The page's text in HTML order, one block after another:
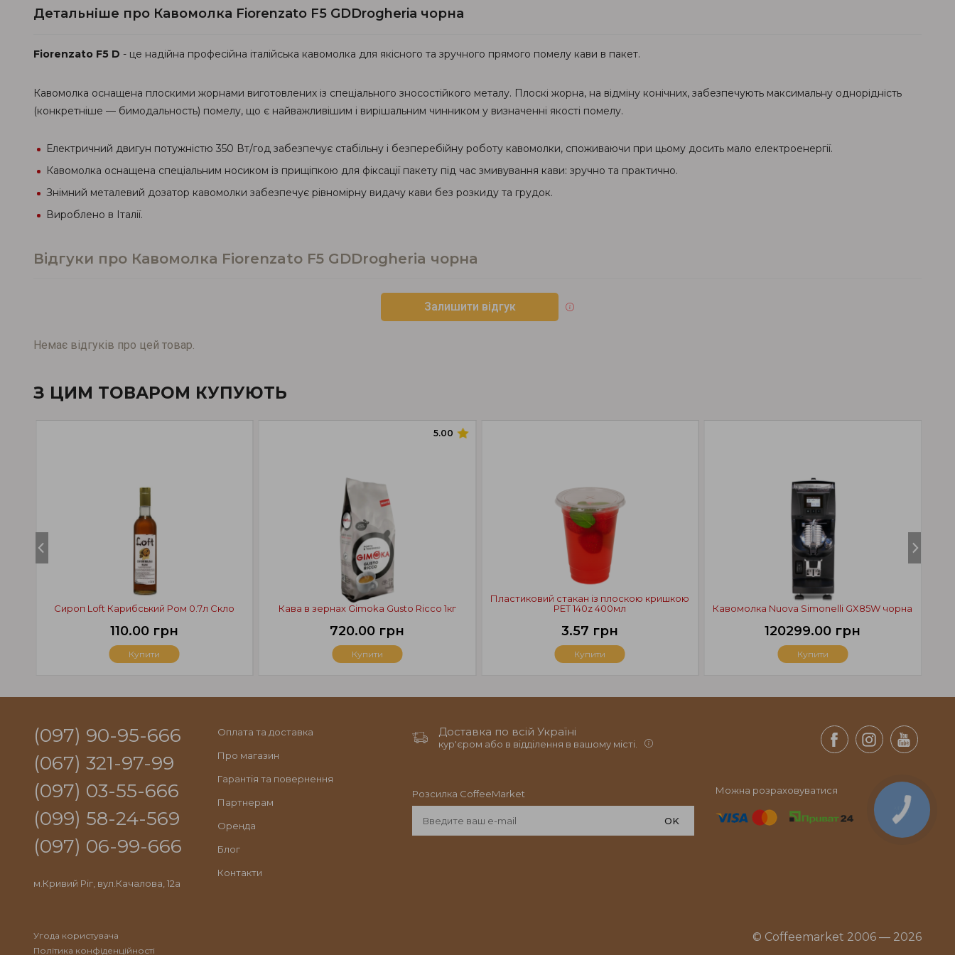
Детальніше про Кавомолка Fiorenzato F5 GDDrogheria чорна
Fiorenzato F5 D - це надійна професійна італійська кавомолка для якісного та зручного прямого помелу кави в пакет.
Кавомолка оснащена плоскими жорнами виготовлених із спеціального зносостійкого металу. Плоскі жорна, на відміну конічних, забезпечують максимальну однорідність
(конкретніше — бимодальность) помелу, що є найважливішим і вирішальним чинником у визначенні якості помелу.
Електричний двигун потужністю 350 Вт/год забезпечує стабільну і безперебійну роботу кавомолки, споживаючи при цьому досить мало електроенергії.
Кавомолка оснащена спеціальним носиком із прищіпкою для фіксації пакету під час змивування кави: зручно та практично.
Знімний металевий дозатор кавомолки забезпечує рівномірну видачу кави без розкиду та грудок.
Вироблено в Італії.
Відгуки про Кавомолка Fiorenzato F5 GDDrogheria чорна
Залишити відгук
Немає відгуків про цей товар.
З ЦИМ ТОВАРОМ КУПУЮТЬ
Кавомолка Nuova Simonelli GX85W чорна
120299.00 грн
Купити
Сироп Loft Карибський Ром 0.7л Скло
110.00 грн
Купити
5.00
Кава в зернах Gimoka Gusto Ricco 1кг
720.00 грн
Купити
Пластиковий стакан із плоскою кришкою
PET 140z 400мл
3.57 грн
Купити
(097) 90-95-666
(067) 321-97-99
(097) 03-55-666
(099) 58-24-569
(097) 06-99-666
м.Кривий Ріг, вул.Качалова, 12а
Оплата та доставка
Про магазин
Гарантія та повернення
Партнерам
Оренда
Блог
Контакти
Доставка по всій Україні
кур'єром або в відділення в вашому місті.
Розсилка CoffeeMarket
OK
Можна розраховуватися
Угода користувача
Політика конфіденційності
© Coffeemarket 2006 — 2026
КНОПКА
СВЯЗИ